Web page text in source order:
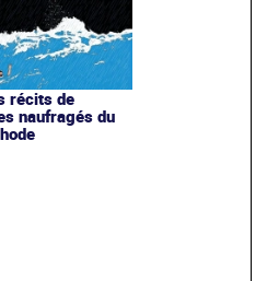
récits de
naufragés du